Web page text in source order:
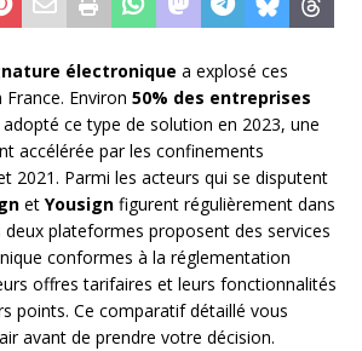
électronique a explosé ces
Environ 50% des entreprises
ce type de solution en 2023, une
accélérée par les confinements
2021. Parmi les acteurs qui se disputent
et Yousign figurent régulièrement dans
plateformes proposent des services
conformes à la réglementation
offres tarifaires et leurs fonctionnalités
points. Ce comparatif détaillé vous
avant de prendre votre décision.